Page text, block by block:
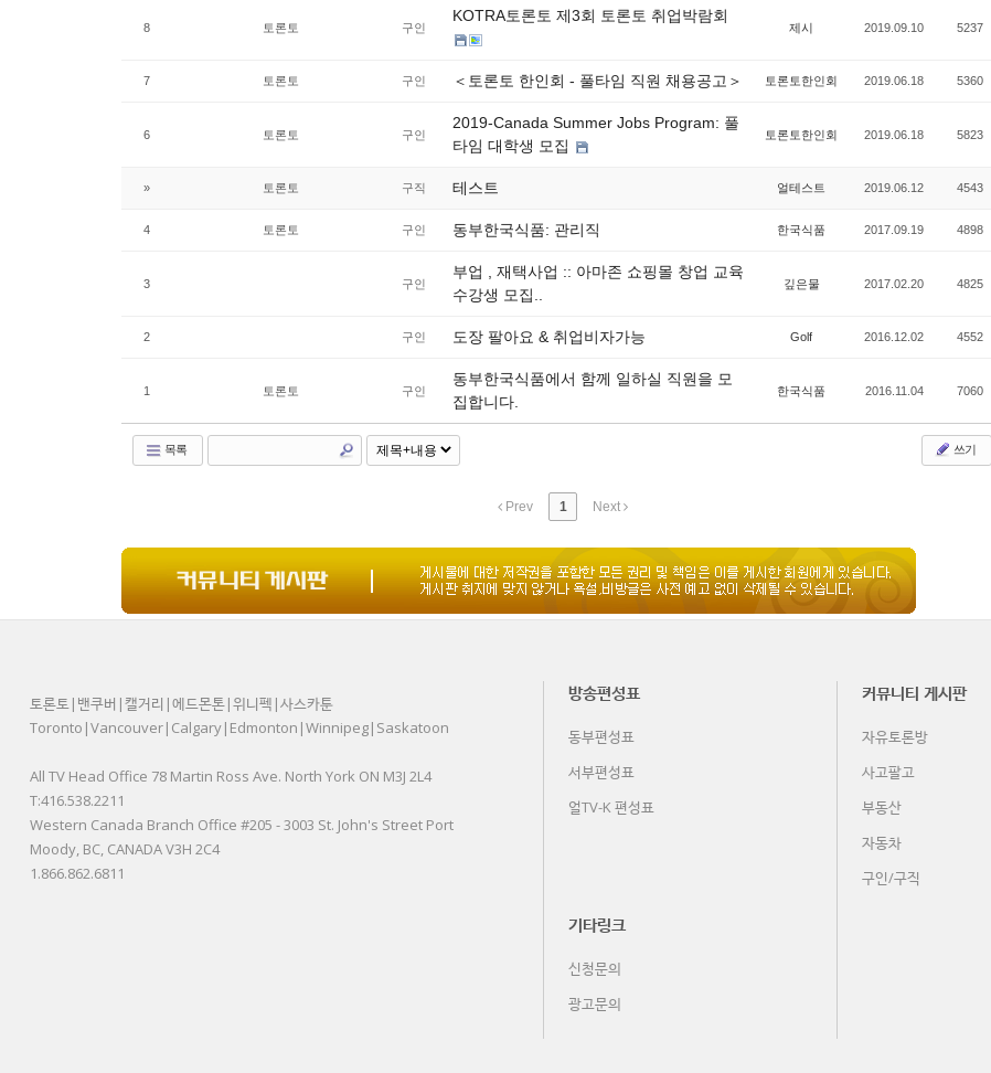
8 토론토 구인
KOTRA토론토 제3회 토론토 취업박람회
제시 2019.09.10 5237
7 토론토 구인 ＜토론토 한인회 - 풀타임 직원 채용공고＞ 토론토한인회 2019.06.18 5360
6 토론토 구인
2019-Canada Summer Jobs Program: 풀
타임 대학생 모집
토론토한인회 2019.06.18 5823
» 토론토 구직 테스트 얼테스트 2019.06.12 4543
4 토론토 구인 동부한국식품: 관리직 한국식품 2017.09.19 4898
3 구인
부업 , 재택사업 :: 아마존 쇼핑몰 창업 교육
수강생 모집..
깊은물 2017.02.20 4825
2 구인 도장 팔아요 & 취업비자가능 Golf 2016.12.02 4552
1 토론토 구인
동부한국식품에서 함께 일하실 직원을 모
집합니다.
한국식품 2016.11.04 7060
목록 쓰기
Prev 1 Next
토론토|밴쿠버|캘거리|에드몬톤|위니펙|사스카툰
Toronto|Vancouver|Calgary|Edmonton|Winnipeg|Saskatoon
All TV Head Office 78 Martin Ross Ave. North York ON M3J 2L4
T:416.538.2211
Western Canada Branch Office #205 - 3003 St. John's Street Port
Moody, BC, CANADA V3H 2C4
1.866.862.6811
방송편성표
동부편성표
서부편성표
얼TV-K 편성표
커뮤니티 게시판
자유토론방
사고팔고
부동산
자동차
구인/구직
기타링크
신청문의
광고문의